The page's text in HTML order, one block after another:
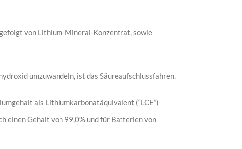
von Lithium-Mineral-Konzentrat, sowie
umzuwandeln, ist das Säureaufschlussfahren.
als Lithiumkarbonatäquivalent (“LCE”)
einen Gehalt von 99,0% und für Batterien von